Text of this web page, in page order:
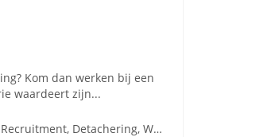
Kom dan werken bij een
waardeert zijn...
Procesindustrie, Recruitment, Detachering, Werving en Selectie